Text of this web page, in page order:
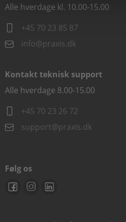
Alle hverdage kl. 10.00-15.00
+45 70 23 85 87
info@praxis.dk
Kontakt teknisk support
Alle hverdage 8.00-15.00
+45 70 23 26 72
support@praxis.dk
Følg os